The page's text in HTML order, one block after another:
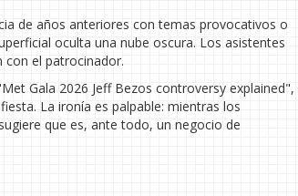
de años anteriores con temas provocativos o
oculta una nube oscura. Los asistentes
con el patrocinador.
Gala 2026 Jeff Bezos controversy explained",
La ironía es palpable: mientras los
que es, ante todo, un negocio de